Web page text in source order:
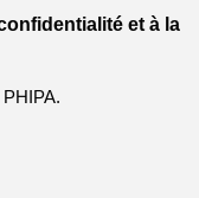
et à la